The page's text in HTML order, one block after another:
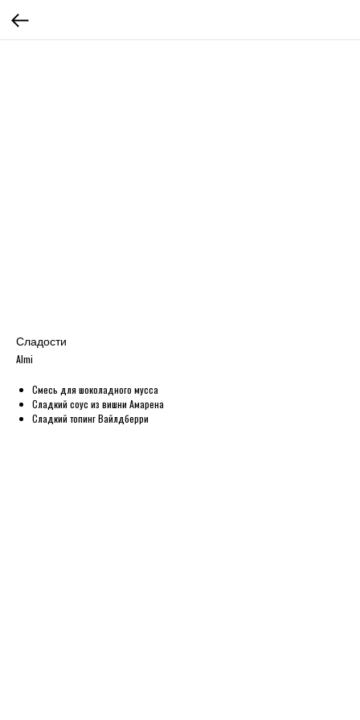
Сладости
Almi
Смесь для шоколадного мусса
Сладкий соус из вишни Амарена
Сладкий топинг Вайлдберри